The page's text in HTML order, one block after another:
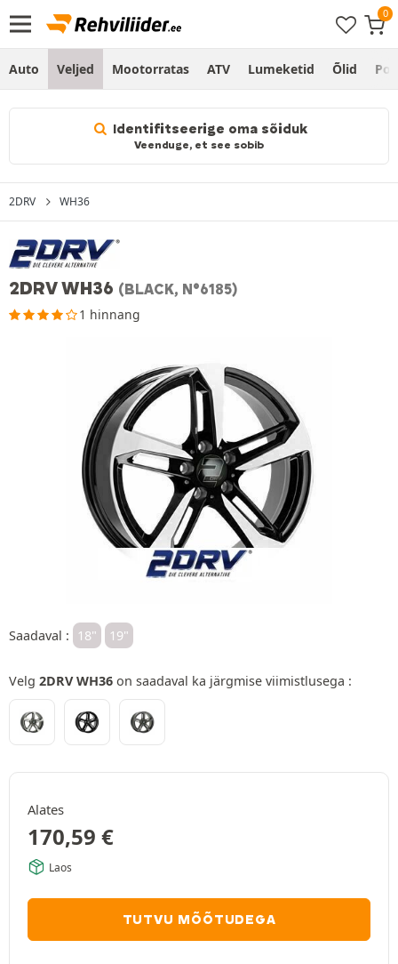
Auto Veljed Mootorratas ATV Lumeketid Õlid
Identifitseerige oma sõiduk
Veenduge, et see sobib
2DRV WH36
2DRV WH36 (BLACK, N°6185)
1 hinnang
Saadaval : 18" 19"
Velg 2DRV WH36 on saadaval ka järgmise viimistlusega :
Alates
170,59 €
Laos
TUTVU MÕÕTUDEGA